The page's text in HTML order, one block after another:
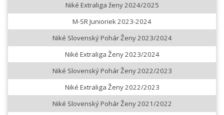
Niké Extraliga ženy 2024/2025
M-SR Junioriek 2023-2024
Niké Slovenský Pohár Ženy 2023/2024
Niké Extraliga Ženy 2023/2024
Niké Slovenský Pohár Ženy 2022/2023
Niké Extraliga Ženy 2022/2023
Niké Slovenský Pohár Ženy 2021/2022